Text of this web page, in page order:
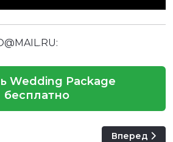
Wedding Package
бесплатно
Wedding Opening Следующий:
Вперед